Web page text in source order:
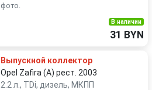
фото.
В наличии
31 BYN
Выпускной коллектор
Opel Zafira (A) рест. 2003
2.2 л., TDi, дизель, МКПП